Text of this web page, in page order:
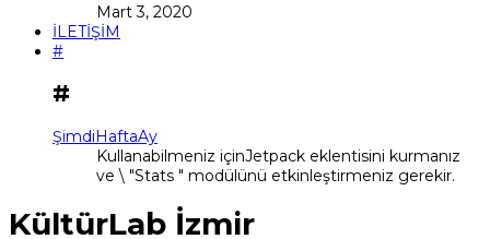
Mart 3, 2020
İLETİŞİM
#
#
ŞimdiHaftaAy
Kullanabilmeniz içinJetpack eklentisini kurmanız
ve \ "Stats " modülünü etkinleştirmeniz gerekir.
KültürLab İzmir